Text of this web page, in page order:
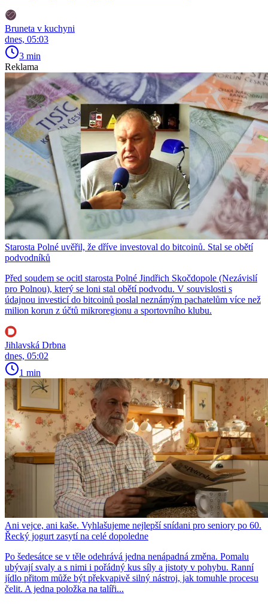
Bruneta v kuchyni
dnes, 05:03
3 min
Reklama
Starosta Polné uvěřil, že dříve investoval do bitcoinů. Stal se obětí
podvodníků
Před soudem se ocitl starosta Polné Jindřich Skočdopole (Nezávislí
pro Polnou), který se loni stal obětí podvodu. V souvislosti s
údajnou investicí do bitcoinů poslal neznámým pachatelům více než
milion korun z účtů mikroregionu a sportovního klubu.
Jihlavská Drbna
dnes, 05:02
1 min
Ani vejce, ani kaše. Vyhlašujeme nejlepší snídani pro seniory po 60.
Řecký jogurt zasytí na celé dopoledne
Po šedesátce se v těle odehrává jedna nenápadná změna. Pomalu
ubývají svaly a s nimi i pořádný kus síly a jistoty v pohybu. Ranní
jídlo přitom může být překvapivě silný nástroj, jak tomuhle procesu
čelit. A jedna položka na talíři...